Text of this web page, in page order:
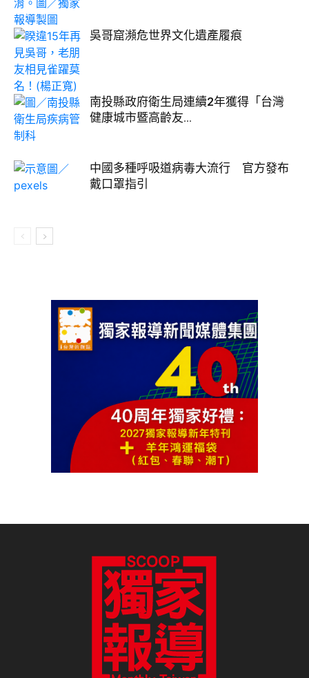
吳哥窟瀕危世界文化遺產履痕
南投縣政府衛生局連續2年獲得「台灣
健康城市暨高齡友...
中國多種呼吸道病毒大流行 官方發布
戴口罩指引